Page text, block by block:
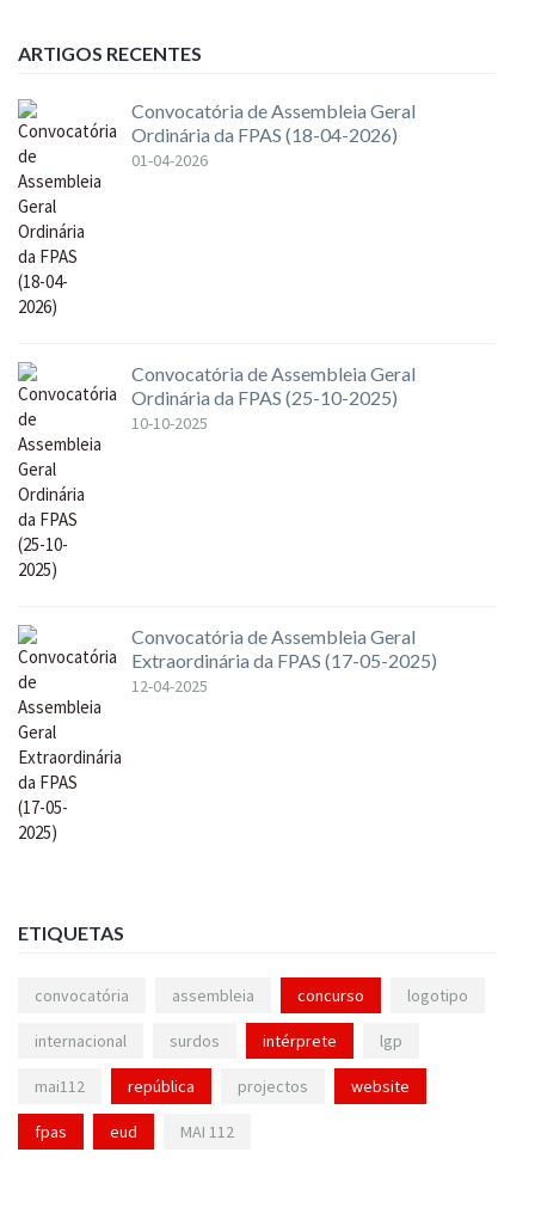
ARTIGOS RECENTES
Convocatória de Assembleia Geral
Ordinária da FPAS (18-04-2026)
01-04-2026
Convocatória de Assembleia Geral
Ordinária da FPAS (25-10-2025)
10-10-2025
Convocatória de Assembleia Geral
Extraordinária da FPAS (17-05-2025)
12-04-2025
ETIQUETAS
convocatória assembleia concurso logotipo
internacional surdos intérprete lgp
mai112 república projectos website
fpas eud MAI 112